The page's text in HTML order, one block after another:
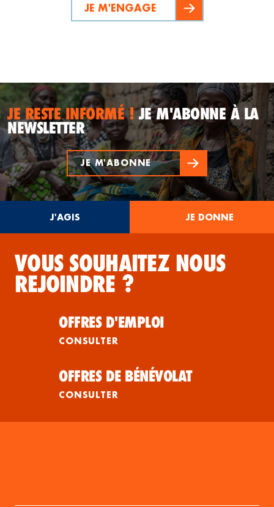
JE M'ENGAGE
JE RESTE INFORMÉ !JE M'ABONNE À LA
NEWSLETTER
JE M'ABONNE
J'AGIS JE DONNE
VOUS SOUHAITEZ NOUS
REJOINDRE ?
OFFRES D'EMPLOI
CONSULTER
OFFRES DE BÉNÉVOLAT
CONSULTER